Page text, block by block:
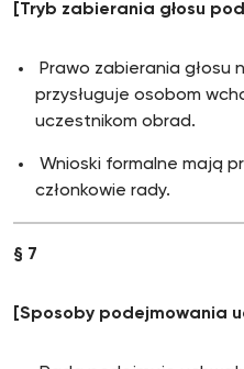
[Tryb zabierania głosu
Prawo zabierania głosu
przysługuje osobom
uczestnikom obrad.
Wnioski formalne mają
członkowie rady.
§ 7
[Sposoby podejmowania